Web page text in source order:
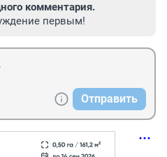
комментария.
первым!
Отправить